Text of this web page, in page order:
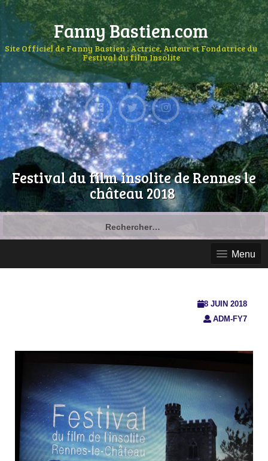
Fanny Bastien.com
Site Officiel de Fanny Bastien : Actrice, Auteur et Fondatrice du
Festival du film Insolite
Festival du film insolite de Rennes le
château 2018
Menu
8 JUIN 2018
ADM-FY7